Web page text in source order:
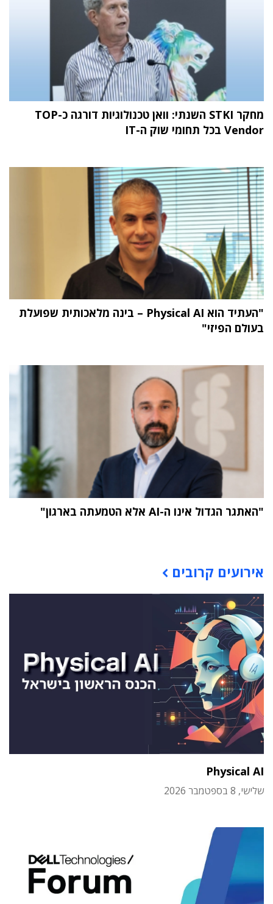
מחקר STKI השנתי: וואן טכנולוגיות דורגה כ-TOP
Vendor בכל תחומי שוק ה-IT
"העתיד הוא Physical AI – בינה מלאכותית שפועלת
בעולם הפיזי"
"האתגר הגדול אינו ה-AI אלא הטמעתה בארגון"
אירועים קרובים
Physical AI
שלישי, 8 בספטמבר 2026